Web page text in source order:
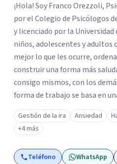
¡Hola! Soy Franco Orezzoli,
por el Colegio de Psicólogos
y licenciado por la Universidad de Lima.
niños, adolescentes y adultos
mejor lo que les ocurre,
construir una forma más
consigo mismos, con los
forma de trabajo se basa en
cercana, genuina y
con libertad, sin juicios y a tu
Gestión de la ira Ansiedad
+4 más
Teléfono WhatsApp